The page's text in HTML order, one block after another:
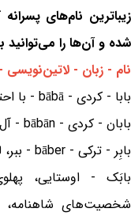
زیباترین نام‌های
شده و آن‌ها را می‌توانید
نام - زبان -
بابا - کردی - bābā - با احترام نام از پدر بردن، پدربزرگ
بابان - کردی - bābān - آل و خاندان
بابِر - ترکی - bāber - ببر، لقب برخی از پادشاهان ترک
شخصیت‌های شاهنامه،